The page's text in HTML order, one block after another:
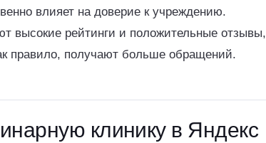
влияет на доверие к учреждению.
высокие рейтинги и положительные отзывы,
правило, получают больше обращений.
клинику в Яндекс